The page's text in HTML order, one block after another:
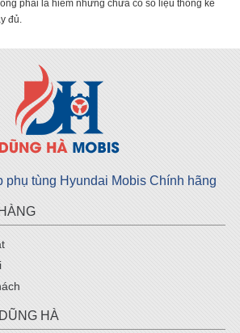
phải là hiếm nhưng chưa có số liệu thông kê
đủ.
phụ tùng Hyundai Mobis Chính hãng
HÀ